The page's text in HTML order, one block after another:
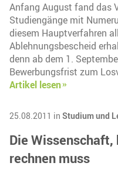
Anfang August fand das
Studiengänge mit
diesem Hauptverfahren
Ablehnungsbescheid
denn ab dem 1.
Bewerbungsfrist zum
Artikel lesen
25.08.2011 in Studium und
Die
rechnen muss